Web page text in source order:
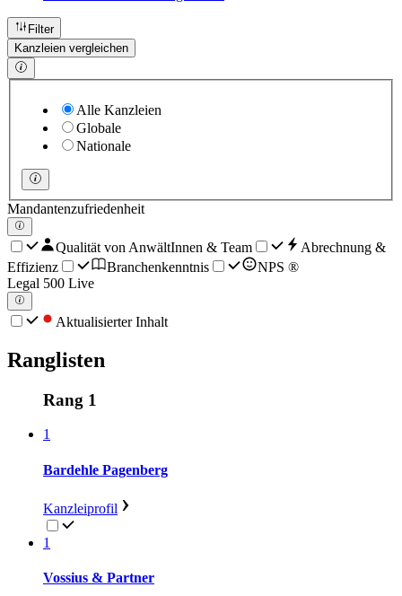
Filter
Kanzleien vergleichen
Alle Kanzleien
Globale
Nationale
Mandantenzufriedenheit
Qualität von AnwältInnen & Team
Abrechnung &
Effizienz
Branchenkenntnis
NPS ®
Legal 500 Live
Aktualisierter Inhalt
Ranglisten
Rang 1
1
Bardehle Pagenberg
Kanzleiprofil
1
Vossius & Partner